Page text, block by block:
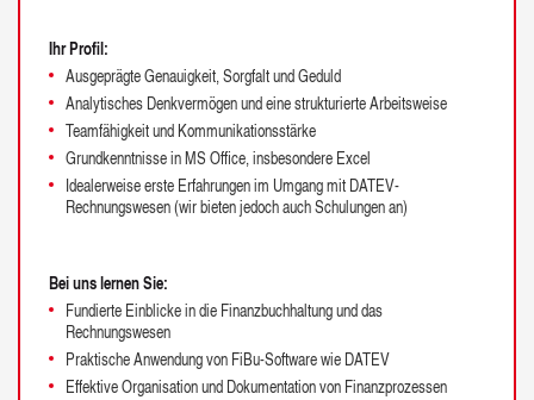
Ihr Profil:
Ausgeprägte Genauigkeit, Sorgfalt und Geduld
Analytisches Denkvermögen und eine strukturierte Arbeitsweise
Teamfähigkeit und Kommunikationsstärke
Grundkenntnisse in MS Office, insbesondere Excel
Idealerweise erste Erfahrungen im Umgang mit DATEV-
Rechnungswesen (wir bieten jedoch auch Schulungen an)
Bei uns lernen Sie:
Fundierte Einblicke in die Finanzbuchhaltung und das
Rechnungswesen
Praktische Anwendung von FiBu-Software wie DATEV
Effektive Organisation und Dokumentation von Finanzprozessen